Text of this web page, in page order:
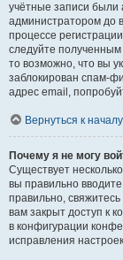
учётные записи были
администратором до
процессе
следуйте
то возможно, что вы
заблокирован спам-
адрес email,
Вернуться к началу
Почему я не могу
Существует
вы правильно
правильно,
вам закрыт доступ к
в конфигурации
исправления